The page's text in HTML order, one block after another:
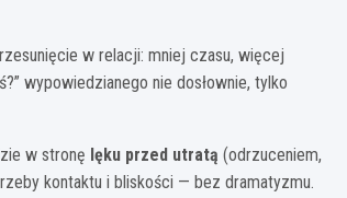
w relacji: mniej czasu, więcej
wypowiedzianego nie dosłownie, tylko
w stronę lęku przed utratą (odrzuceniem,
kontaktu i bliskości — bez dramatyzmu.